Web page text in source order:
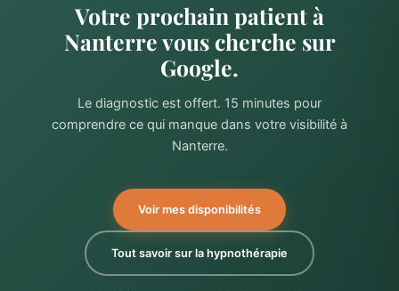
Votre prochain patient à
Nanterre vous cherche sur
Google.
Le diagnostic est offert. 15 minutes pour
comprendre ce qui manque dans votre visibilité à
Nanterre.
Voir mes disponibilités
Tout savoir sur la hypnothérapie